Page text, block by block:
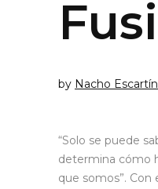
Fusi
by Nacho
“Solo se puede
determina cómo
que somos”.